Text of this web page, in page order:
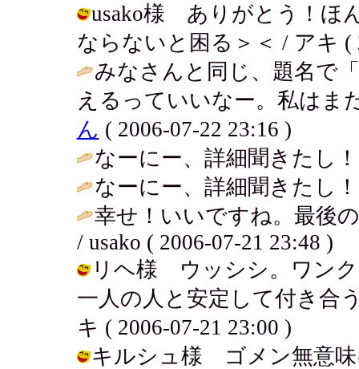
usako様 ありがとう！ほ
ならないと困る＞＜ / アキ (
みなさんと同じ、題名で
えるっていいなー。私はま
ん ( 2006-07-22 23:16 )
なーにー、詳細聞きたし
なーにー、詳細聞きたし
幸せ！いいですね。最後
/ usako ( 2006-07-21 23:48 )
リヘ様 ウッシシ。ワンク
一人の人と安定して付き合
キ ( 2006-07-21 23:00 )
キルシュ様 ゴメン無意